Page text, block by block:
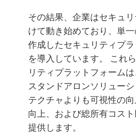
その結果、企業はセキュ
けて動き始めており、単
作成したセキュリティプ
を導入しています。 これ
リティプラットフォーム
スタンドアロンソリュー
テクチャよりも可視性の
向上、および総所有コスト
提供します。